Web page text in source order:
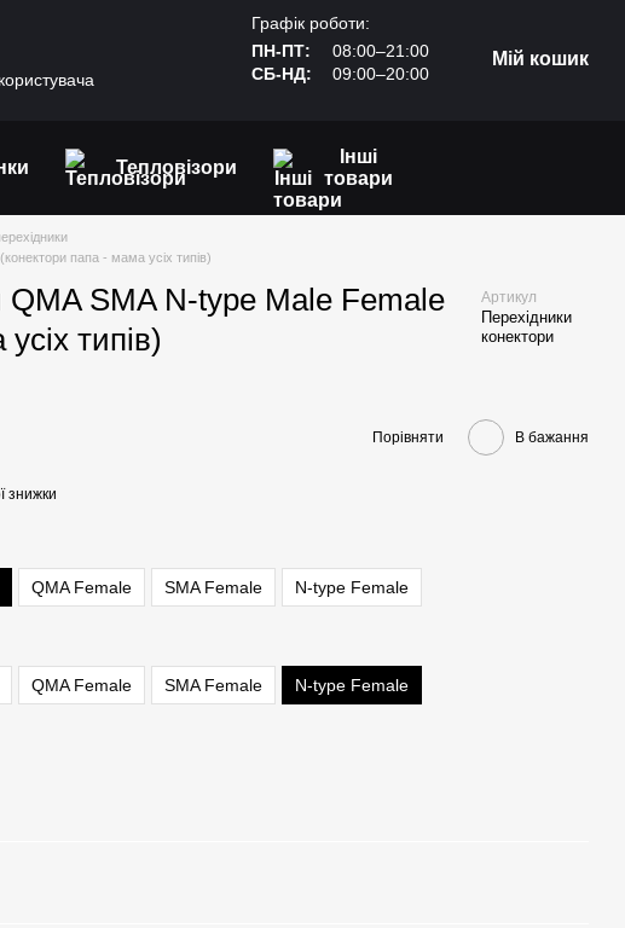
Графік роботи:
ПН-ПТ:
08:00–21:00
СБ-НД:
09:00–20:00
Мій кошик
Тепловізори
Інші
товари
папа - мама усіх типів)
QMA SMA N-type Male Female
типів)
Артикул
Перехідники
конектори
Порівняти В бажання
знижки
QMA Female SMA Female N-type Female
QMA Female SMA Female N-type Female